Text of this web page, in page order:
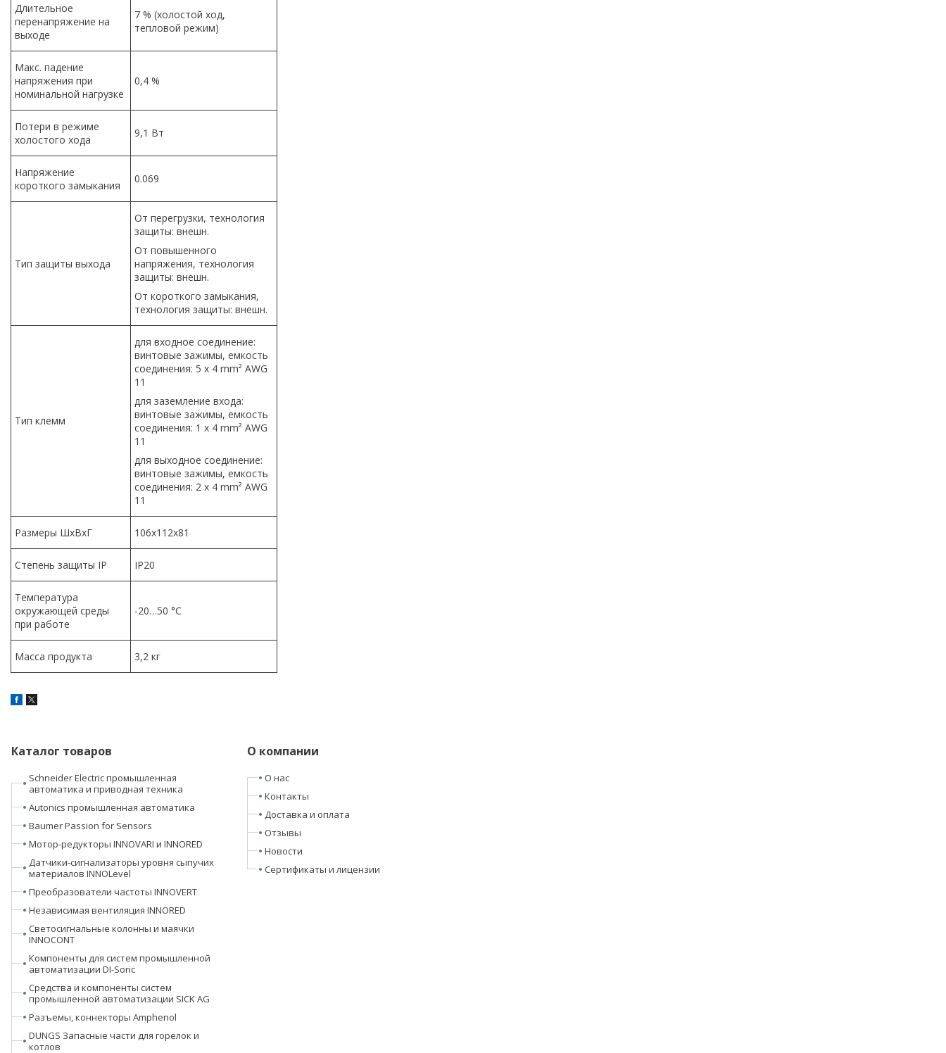
Длительное
перенапряжение на
выходе
7 % (холостой ход,
тепловой режим)
Макс. падение
напряжения при
номинальной нагрузке
0,4 %
Потери в режиме
холостого хода
9,1 Вт
Напряжение
короткого замыкания
0.069
Тип защиты выхода
От перегрузки, технология
защиты: внешн.
От повышенного
напряжения, технология
защиты: внешн.
От короткого замыкания,
технология защиты: внешн.
Тип клемм
для входное соединение:
винтовые зажимы, емкость
соединения: 5 x 4 mm² AWG
11
для заземление входа:
винтовые зажимы, емкость
соединения: 1 x 4 mm² AWG
11
для выходное соединение:
винтовые зажимы, емкость
соединения: 2 x 4 mm² AWG
11
Размеры ШхВхГ 106х112х81
Степень защиты IP IP20
Температура
окружающей среды
при работе
-20…50 °C
Масса продукта 3,2 кг
Каталог товаров
Schneider Electric промышленная
автоматика и приводная техника
Autonics промышленная автоматика
Baumer Passion for Sensors
Мотор-редукторы INNOVARI и INNORED
Датчики-сигнализаторы уровня сыпучих
материалов INNOLevel
Преобразователи частоты INNOVERT
Независимая вентиляция INNORED
Светосигнальные колонны и маячки
INNOCONT
Компоненты для систем промышленной
автоматизации DI-Soric
Средства и компоненты систем
промышленной автоматизации SICK AG
Разъемы, коннекторы Amphenol
DUNGS Запасные части для горелок и
котлов
О компании
О нас
Контакты
Доставка и оплата
Отзывы
Новости
Сертификаты и лицензии